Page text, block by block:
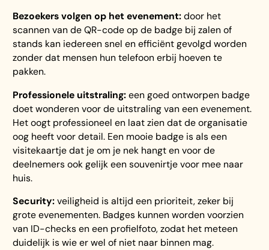
Bezoekers volgen op het evenement:door het
scannen van de QR-code op de badge bij zalen of
stands kan iedereen snel en efficiënt gevolgd worden
zonder dat mensen hun telefoon erbij hoeven te
pakken.
Professionele uitstraling:een goed ontworpen badge
doet wonderen voor de uitstraling van een evenement.
Het oogt professioneel en laat zien dat de organisatie
oog heeft voor detail. Een mooie badge is als een
visitekaartje dat je om je nek hangt en voor de
deelnemers ook gelijk een souvenirtje voor mee naar
huis.
Security:veiligheid is altijd een prioriteit, zeker bij
grote evenementen. Badges kunnen worden voorzien
van ID-checks en een profielfoto, zodat het meteen
duidelijk is wie er wel of niet naar binnen mag.